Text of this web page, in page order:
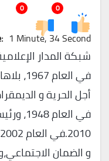
0
0
1 Minute, 34 Second
شبكة المدار
في
أجل الحرية و